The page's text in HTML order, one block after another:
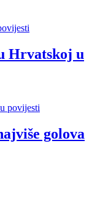
Hrvatskoj u
golova